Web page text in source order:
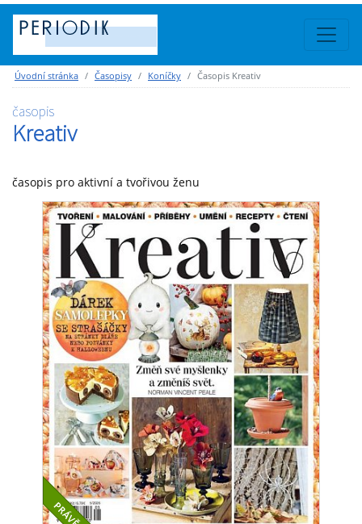
Úvodní stránka Časopisy Koníčky Časopis Kreativ
časopis
Kreativ
časopis pro aktivní a tvořivou ženu